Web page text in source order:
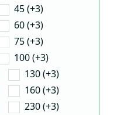
45 (+3)
60 (+3)
75 (+3)
100 (+3)
130 (+3)
160 (+3)
230 (+3)